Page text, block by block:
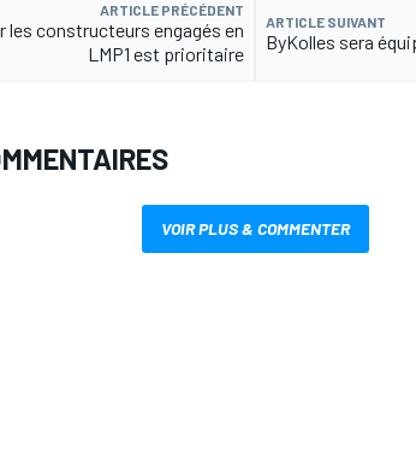
ARTICLE PRÉCÉDENT
les constructeurs engagés en
LMP1 est prioritaire
ARTICLE SUIVANT
ByKolles sera
VOIR PLUS & COMMENTER